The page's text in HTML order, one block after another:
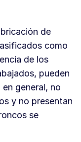
de
como
de los
pueden
general, no
y no presentan
se